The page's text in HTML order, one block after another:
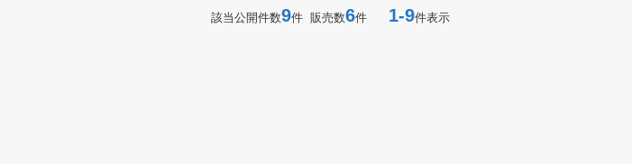
該当公開件数9件 販売数6件 1-9件表示